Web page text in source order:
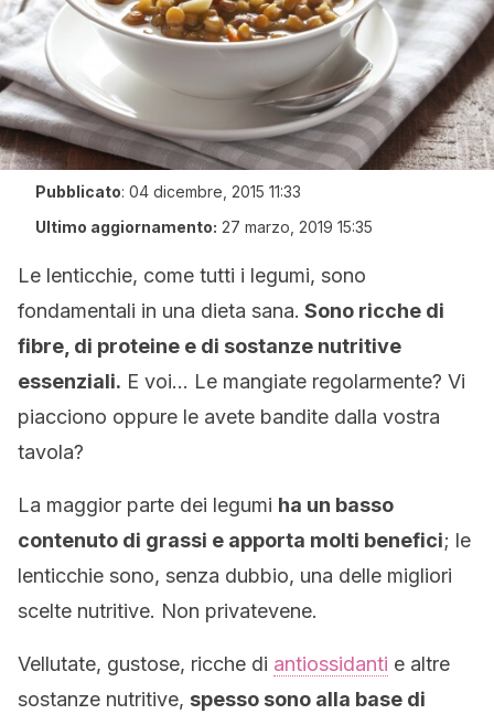
Pubblicato: 04 dicembre, 2015 11:33
Ultimo aggiornamento: 27 marzo, 2019 15:35
Le lenticchie, come tutti i legumi, sono
fondamentali in una dieta sana. Sono ricche di
fibre, di proteine e di sostanze nutritive
essenziali. E voi… Le mangiate regolarmente? Vi
piacciono oppure le avete bandite dalla vostra
tavola?
La maggior parte dei legumi ha un basso
contenuto di grassi e apporta molti benefici; le
lenticchie sono, senza dubbio, una delle migliori
scelte nutritive. Non privatevene.
Vellutate, gustose, ricche di antiossidanti e altre
sostanze nutritive, spesso sono alla base di